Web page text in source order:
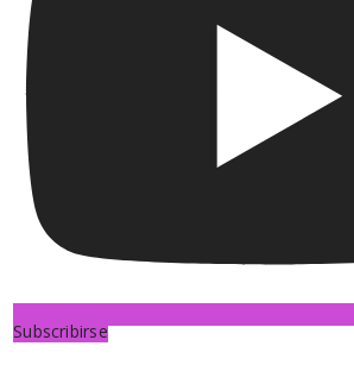
Subscribirse